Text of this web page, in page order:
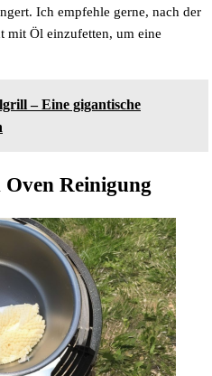
Ich empfehle gerne, nach der
mit Öl einzufetten, um eine
– Eine gigantische
Oven Reinigung